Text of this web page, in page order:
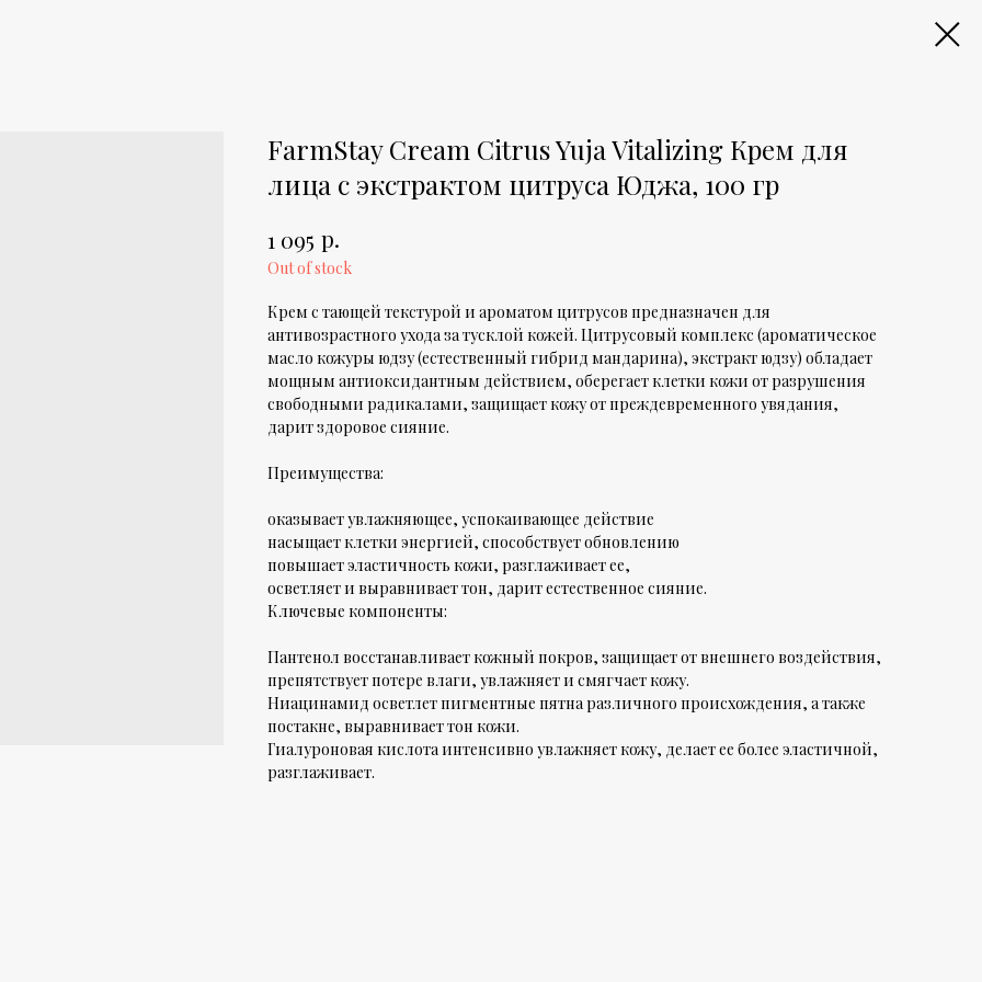
FarmStay Cream Citrus Yuja Vitalizing Крем для
лица с экстрактом цитруса Юджа, 100 гр
1 095 р.
Out of stock
Крем с тающей текстурой и ароматом цитрусов предназначен для
антивозрастного ухода за тусклой кожей. Цитрусовый комплекс (ароматическое
масло кожуры юдзу (естественный гибрид мандарина), экстракт юдзу) обладает
мощным антиоксидантным действием, оберегает клетки кожи от разрушения
свободными радикалами, защищает кожу от преждевременного увядания,
дарит здоровое сияние.
Преимущества:
оказывает увлажняющее, успокаивающее действие
насыщает клетки энергией, способствует обновлению
повышает эластичность кожи, разглаживает ее,
осветляет и выравнивает тон, дарит естественное сияние.
Ключевые компоненты:
Пантенол восстанавливает кожный покров, защищает от внешнего воздействия,
препятствует потере влаги, увлажняет и смягчает кожу.
Ниацинамид осветлет пигментные пятна различного происхождения, а также
постакне, выравнивает тон кожи.
Гиалуроновая кислота интенсивно увлажняет кожу, делает ее более эластичной,
разглаживает.